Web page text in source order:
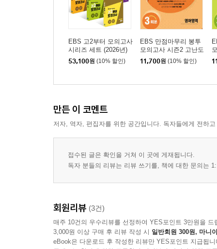
EBS 고2부터 모의고사
시리즈 세트 (2026년)
53,100원 (10% 할인)
EBS 만점마무리 봉투
모의고사 시즌2 고난도
영어영역 3회분 (2026
년)
11,700원 (10% 할인)
만든 이 코멘트
저자, 역자, 편집자를 위한 공간입니다. 독자들에게 전하
접수된 글은 확인을 거쳐 이 곳에 게재됩니다.
독자 분들의 리뷰는 리뷰 쓰기를, 책에 대한 문의는
회원리뷰 (3건)
매주 10건의 우수리뷰를 선정하여 YES포인트 3만원을 드
3,000원 이상 구매 후 리뷰 작성 시 일반회원 300원, 마니
eBook은 다운로드 후 작성한 리뷰만 YES포인트 지급됩니